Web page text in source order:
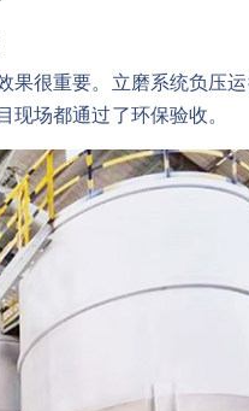
果很重要。立磨系统负压
场都通过了环保验收。